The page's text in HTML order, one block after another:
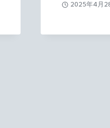
2025年4月